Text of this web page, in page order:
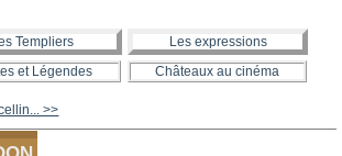
Templiers
Les expressions
et Légendes Châteaux au cinéma
>>